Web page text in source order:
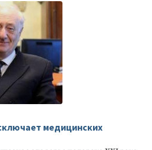
медицинских